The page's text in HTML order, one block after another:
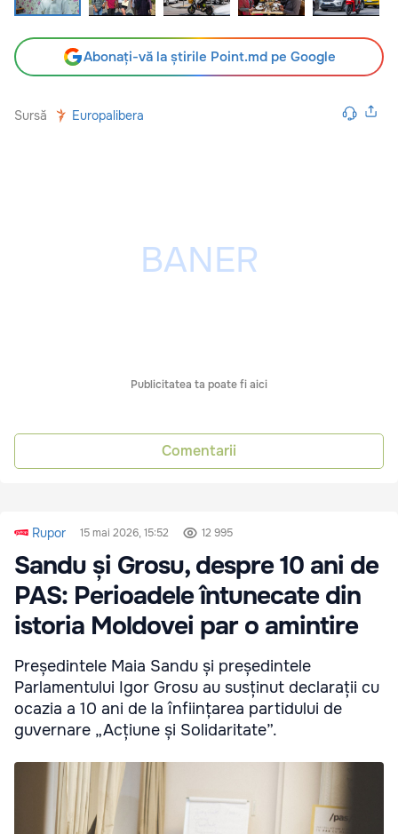
Abonați-vă la știrile Point.md pe Google
Sursă Europalibera
Publicitatea ta poate fi aici
Comentarii
Rupor 15 mai 2026, 15:52 12 995
Sandu și Grosu, despre 10 ani de
PAS: Perioadele întunecate din
istoria Moldovei par o amintire
Președintele Maia Sandu și președintele
Parlamentului Igor Grosu au susținut declarații cu
ocazia a 10 ani de la înființarea partidului de
guvernare „Acțiune și Solidaritate”.